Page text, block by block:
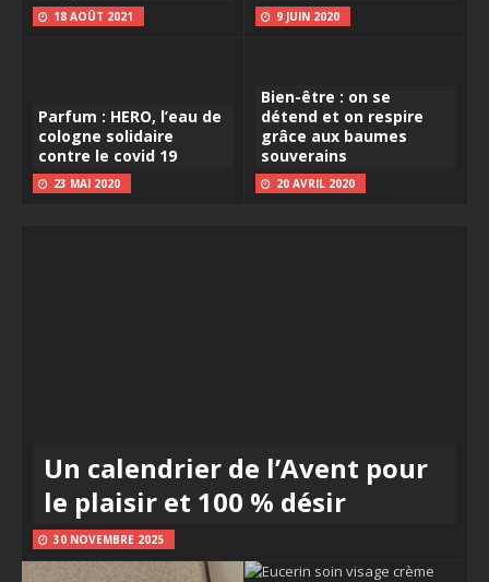
18 AOÛT 2021 9 JUIN 2020
Parfum : HERO, l’eau de
cologne solidaire
contre le covid 19
23 MAI 2020
Bien-être : on se
détend et on respire
grâce aux baumes
souverains
20 AVRIL 2020
Un calendrier de l’Avent pour
le plaisir et 100 % désir
30 NOVEMBRE 2025